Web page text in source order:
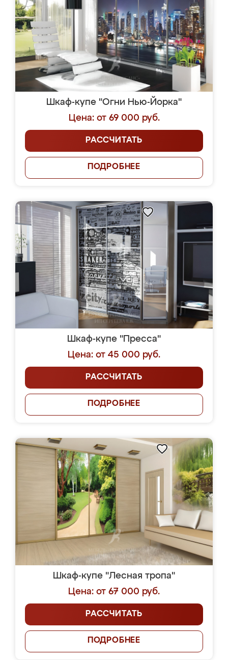
Шкаф-купе "Огни Нью-Йорка"
Цена: от 69 000 руб.
РАССЧИТАТЬ
ПОДРОБНЕЕ
Шкаф-купе "Пресса"
Цена: от 45 000 руб.
РАССЧИТАТЬ
ПОДРОБНЕЕ
Шкаф-купе "Лесная тропа"
Цена: от 67 000 руб.
РАССЧИТАТЬ
ПОДРОБНЕЕ